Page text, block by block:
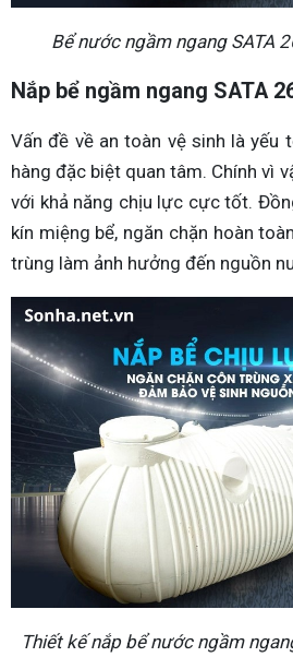
Bể nước ngầm ngang SATA
Nắp bể ngầm ngang SATA
Vấn đề về an toàn vệ sinh là yếu
hàng đặc biệt quan tâm. Chính vì
với khả năng chịu lực cực tốt.
kín miệng bể, ngăn chặn hoàn
trùng làm ảnh hưởng đến nguồn
Thiết kế nắp bể nước ngầm